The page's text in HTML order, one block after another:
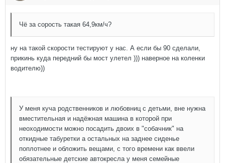
Чё за сорость такая 64,9км/ч?
ну на такой скорости тестируют у нас. А если бы 90 сделали,
прикинь куда передний бы мост улетел ))) наверное на коленки
водителю))
У меня куча родственников и любовниц с детьми, вне нужна
вместительная и надёжная машина в которой при
неоходимости можно посадить двоих в "собачник" на
откидные табуретки а остальных на заднее сиденье
поплотнее и обложить вещами, с того времени как ввели
обязательные детские автокресла у меня семейные